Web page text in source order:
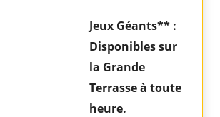
Jeux Géants** :
Disponibles sur
la Grande
Terrasse à toute
heure.